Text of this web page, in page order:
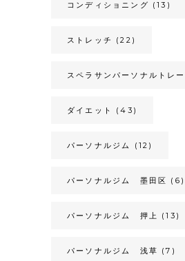
コンディショニング (13)
ストレッチ (22)
スペラサンパーソナルトレ
ダイエット (43)
パーソナルジム (12)
パーソナルジム 墨田区 (6)
パーソナルジム 押上 (13)
パーソナルジム 浅草 (7)